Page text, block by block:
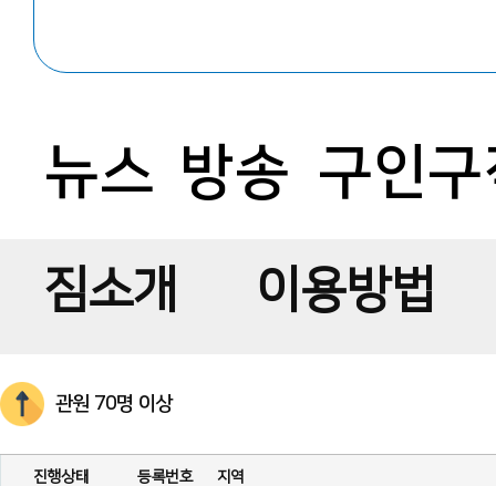
뉴스 방송 구인
짐소개 이용방법
관원 70명 이상
진행상태 등록번호 지역